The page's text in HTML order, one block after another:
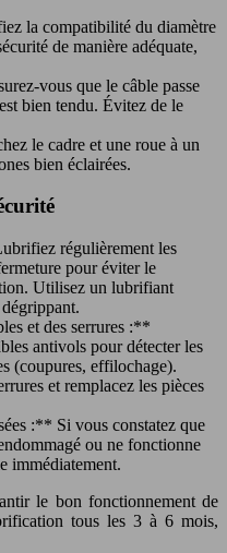
la compatibilité du diamètre
de manière adéquate,
vous que le câble passe
bien tendu. Évitez de le
le cadre et une roue à un
bien éclairées.
régulièrement les
pour éviter le
Utilisez un lubrifiant
et des serrures :**
antivols pour détecter les
(coupures, effilochage).
et remplacez les pièces
:** Si vous constatez que
ou ne fonctionne
immédiatement.
le bon fonctionnement de
tous les 3 à 6 mois,